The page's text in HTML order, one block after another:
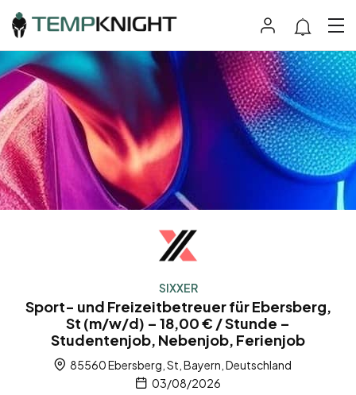
SIXXER
Sport- und Freizeitbetreuer für Ebersberg,
St (m/w/d) – 18,00 € / Stunde –
Studentenjob, Nebenjob, Ferienjob
85560 Ebersberg, St, Bayern, Deutschland
03/08/2026